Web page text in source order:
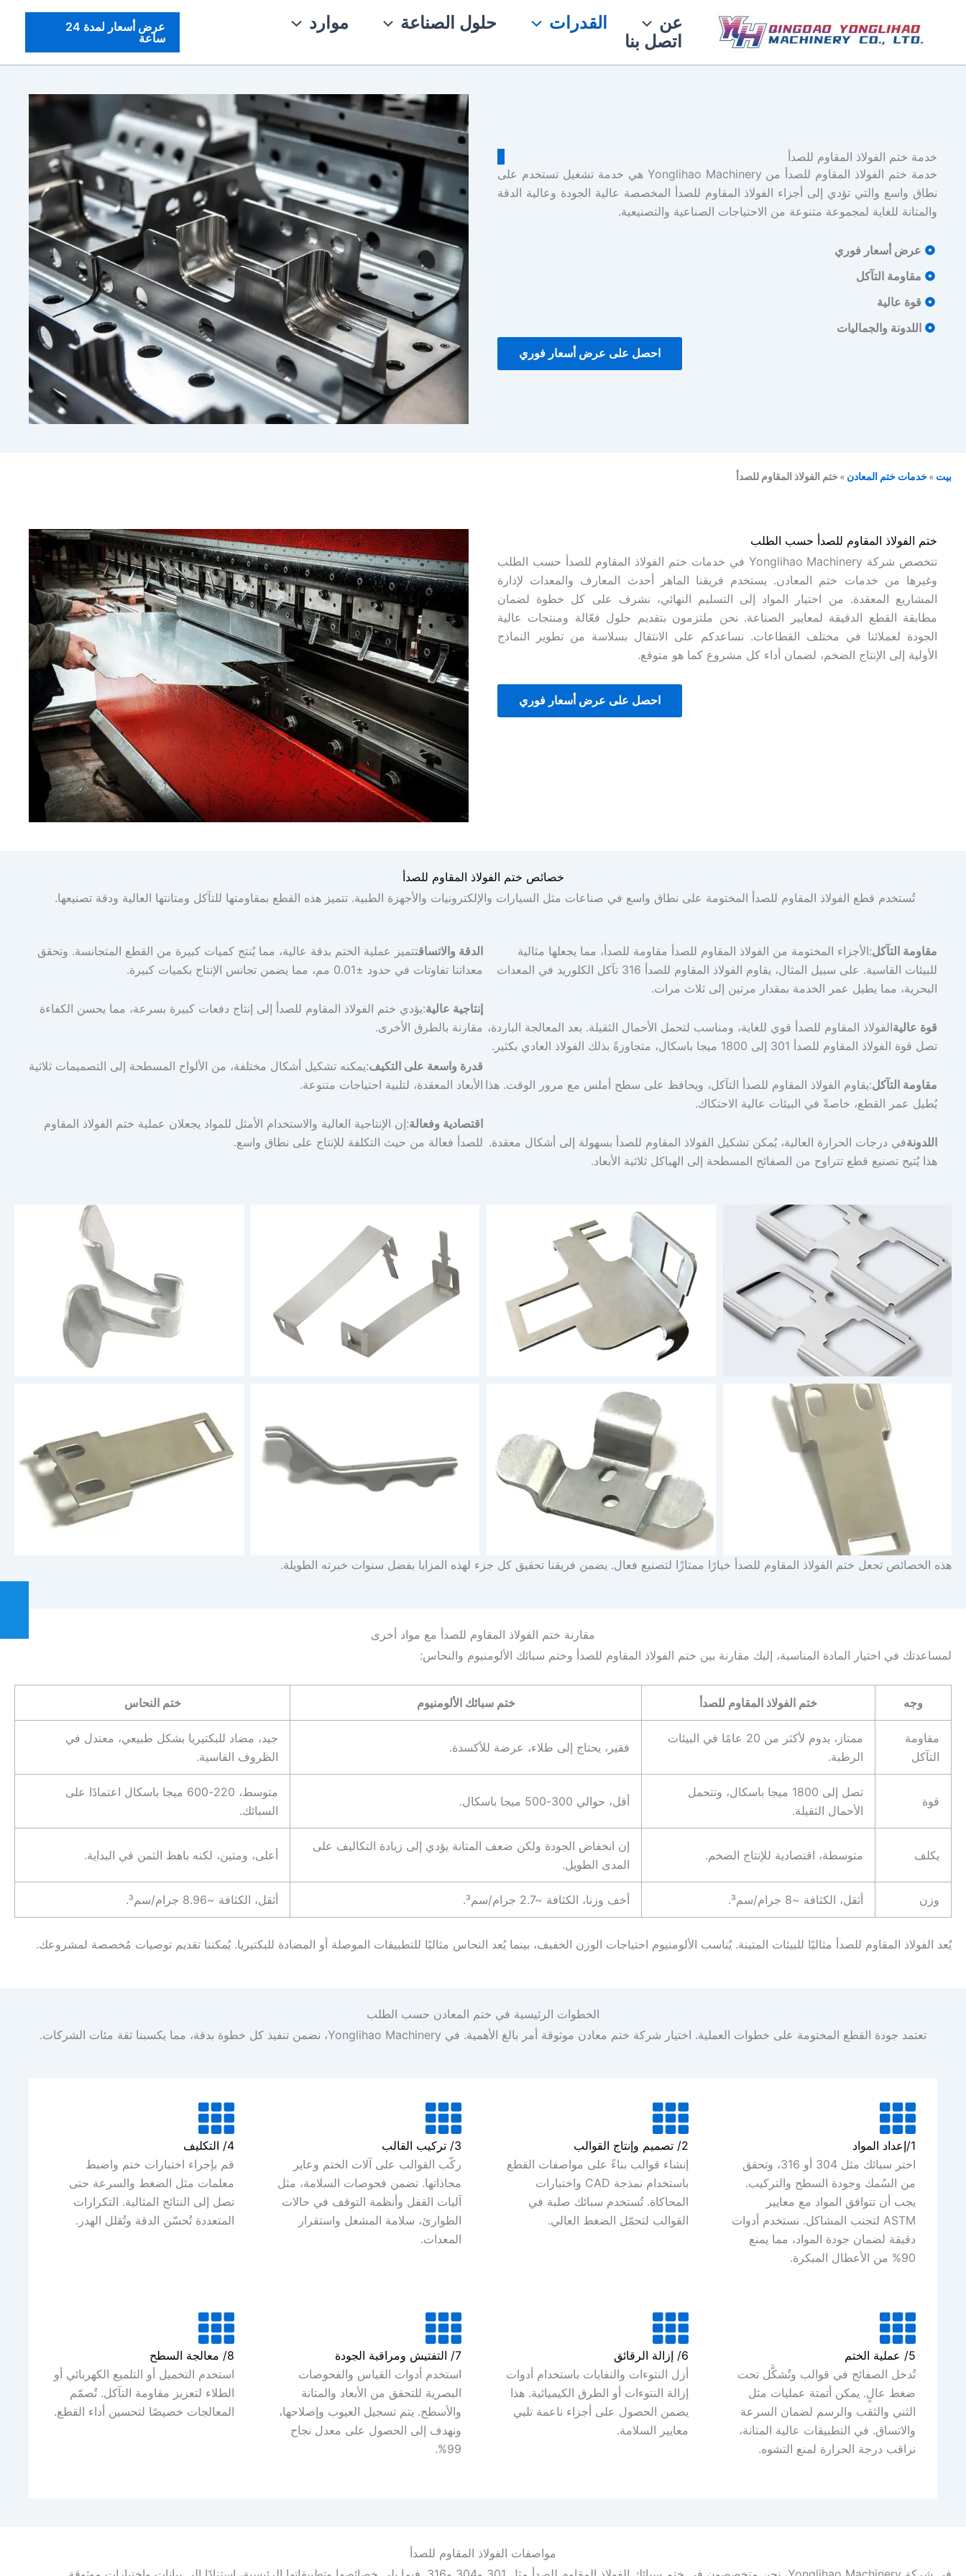
عن القدرات حلول الصناعة
موارد
اتصل بنا
عرض أسعار لمدة 24
ساعة
خدمة ختم الفولاذ المقاوم للصدأ
خدمة ختم الفولاذ المقاوم للصدأ من Yonglihao Machinery هي خدمة تشغيل تستخدم على
نطاق واسع والتي تؤدي إلى أجزاء الفولاذ المقاوم للصدأ المخصصة عالية الجودة وعالية الدقة
والمتانة للغاية لمجموعة متنوعة من الاحتياجات الصناعية والتصنيعية.
عرض أسعار فوري
مقاومة التآكل
قوة عالية
اللدونة والجماليات
احصل على عرض أسعار فوري
بيت »خدمات ختم المعادن » ختم الفولاذ المقاوم للصدأ
ختم الفولاذ المقاوم للصدأ حسب الطلب
تتخصص شركة Yonglihao Machinery في خدمات ختم الفولاذ المقاوم للصدأ حسب الطلب
وغيرها من خدمات ختم المعادن. يستخدم فريقنا الماهر أحدث المعارف والمعدات لإدارة
المشاريع المعقدة. من اختيار المواد إلى التسليم النهائي، نشرف على كل خطوة لضمان
مطابقة القطع الدقيقة لمعايير الصناعة. نحن ملتزمون بتقديم حلول فعّالة ومنتجات عالية
الجودة لعملائنا في مختلف القطاعات. نساعدكم على الانتقال بسلاسة من تطوير النماذج
الأولية إلى الإنتاج الضخم، لضمان أداء كل مشروع كما هو متوقع.
احصل على عرض أسعار فوري
خصائص ختم الفولاذ المقاوم للصدأ
تُستخدم قطع الفولاذ المقاوم للصدأ المختومة على نطاق واسع في صناعات مثل السيارات والإلكترونيات والأجهزة الطبية. تتميز هذه القطع بمقاومتها للتآكل ومتانتها العالية ودقة تصنيعها.
مقاومة التآكل:الأجزاء المختومة من الفولاذ المقاوم للصدأ مقاومة للصدأ، مما يجعلها مثالية
للبيئات القاسية. على سبيل المثال، يقاوم الفولاذ المقاوم للصدأ 316 تآكل الكلوريد في المعدات
البحرية، مما يطيل عمر الخدمة بمقدار مرتين إلى ثلاث مرات.
قوة عاليةالفولاذ المقاوم للصدأ قوي للغاية، ومناسب لتحمل الأحمال الثقيلة. بعد المعالجة الباردة،
تصل قوة الفولاذ المقاوم للصدأ 301 إلى 1800 ميجا باسكال، متجاوزةً بذلك الفولاذ العادي بكثير.
مقاومة التآكل:يقاوم الفولاذ المقاوم للصدأ التآكل، ويحافظ على سطح أملس مع مرور الوقت. هذا
يُطيل عمر القطع، خاصةً في البيئات عالية الاحتكاك.
اللدونةفي درجات الحرارة العالية، يُمكن تشكيل الفولاذ المقاوم للصدأ بسهولة إلى أشكال معقدة.
هذا يُتيح تصنيع قطع تتراوح من الصفائح المسطحة إلى الهياكل ثلاثية الأبعاد.
الدقة والاتساقتتميز عملية الختم بدقة عالية، مما يُنتج كميات كبيرة من القطع المتجانسة. وتحقق
معداتنا تفاوتات في حدود ±0.01 مم، مما يضمن تجانس الإنتاج بكميات كبيرة.
إنتاجية عالية:يؤدي ختم الفولاذ المقاوم للصدأ إلى إنتاج دفعات كبيرة بسرعة، مما يحسن الكفاءة
مقارنة بالطرق الأخرى.
قدرة واسعة على التكيف:يمكنه تشكيل أشكال مختلفة، من الألواح المسطحة إلى التصميمات ثلاثية
الأبعاد المعقدة، لتلبية احتياجات متنوعة.
اقتصادية وفعالة:إن الإنتاجية العالية والاستخدام الأمثل للمواد يجعلان عملية ختم الفولاذ المقاوم
للصدأ فعالة من حيث التكلفة للإنتاج على نطاق واسع.
هذه الخصائص تجعل ختم الفولاذ المقاوم للصدأ خيارًا ممتازًا لتصنيع فعال. يضمن فريقنا تحقيق كل جزء لهذه المزايا بفضل سنوات خبرته الطويلة.
مقارنة ختم الفولاذ المقاوم للصدأ مع مواد أخرى
لمساعدتك في اختيار المادة المناسبة، إليك مقارنة بين ختم الفولاذ المقاوم للصدأ وختم سبائك الألومنيوم والنحاس:
وجه ختم الفولاذ المقاوم للصدأ ختم سبائك الألومنيوم ختم النحاس
مقاومة
التآكل
ممتاز، يدوم لأكثر من 20 عامًا في البيئات
الرطبة.
فقير، يحتاج إلى طلاء، عرضة للأكسدة.
جيد، مضاد للبكتيريا بشكل طبيعي، معتدل في
الظروف القاسية.
قوة
تصل إلى 1800 ميجا باسكال، وتتحمل
الأحمال الثقيلة.
أقل، حوالي 300-500 ميجا باسكال.
متوسط، 220-600 ميجا باسكال اعتمادًا على
السبائك.
يكلف متوسطة، اقتصادية للإنتاج الضخم.
إن انخفاض الجودة ولكن ضعف المتانة يؤدي إلى زيادة التكاليف على
المدى الطويل.
أعلى، ومتين، لكنه باهظ الثمن في البداية.
وزن أثقل، الكثافة ~8 جرام/سم³. أخف وزنا، الكثافة ~2.7 جرام/سم³. أثقل، الكثافة ~8.96 جرام/سم³.
يُعد الفولاذ المقاوم للصدأ مثاليًا للبيئات المتينة. يُناسب الألومنيوم احتياجات الوزن الخفيف، بينما يُعد النحاس مثاليًا للتطبيقات الموصلة أو المضادة للبكتيريا. يُمكننا تقديم توصيات مُخصصة لمشروعك.
الخطوات الرئيسية في ختم المعادن حسب الطلب
تعتمد جودة القطع المختومة على خطوات العملية. اختيار شركة ختم معادن موثوقة أمر بالغ الأهمية. في Yonglihao Machinery، نضمن تنفيذ كل خطوة بدقة، مما يكسبنا ثقة مئات الشركات.
1/إعداد المواد
اختر سبائك مثل 304 أو 316، وتحقق
من السُمك وجودة السطح والتركيب.
يجب أن تتوافق المواد مع معايير
ASTM لتجنب المشاكل. نستخدم أدوات
دقيقة لضمان جودة المواد، مما يمنع
90% من الأعطال المبكرة.
2/ تصميم وإنتاج القوالب
إنشاء قوالب بناءً على مواصفات القطع
باستخدام نمذجة CAD واختبارات
المحاكاة. تُستخدم سبائك صلبة في
القوالب لتحمّل الضغط العالي.
3/ تركيب القالب
ركّب القوالب على آلات الختم وعاير
محاذاتها. تضمن فحوصات السلامة، مثل
آليات القفل وأنظمة التوقف في حالات
الطوارئ، سلامة المشغل واستقرار
المعدات.
4/ التكليف
قم بإجراء اختبارات ختم واضبط
معلمات مثل الضغط والسرعة حتى
تصل إلى النتائج المثالية. التكرارات
المتعددة تُحسّن الدقة وتُقلل الهدر.
5/ عملية الختم
تُدخل الصفائح في قوالب وتُشكَّل تحت
ضغط عالٍ. يمكن أتمتة عمليات مثل
الثني والثقب والرسم لضمان السرعة
والاتساق. في التطبيقات عالية المتانة،
نراقب درجة الحرارة لمنع التشوه.
6/ إزالة الرقائق
أزل النتوءات والنفايات باستخدام أدوات
إزالة النتوءات أو الطرق الكيميائية. هذا
يضمن الحصول على أجزاء ناعمة تلبي
معايير السلامة.
7/ التفتيش ومراقبة الجودة
استخدم أدوات القياس والفحوصات
البصرية للتحقق من الأبعاد والمتانة
والأسطح. يتم تسجيل العيوب وإصلاحها،
ونهدف إلى الحصول على معدل نجاح
99%.
8/ معالجة السطح
استخدم التخميل أو التلميع الكهربائي أو
الطلاء لتعزيز مقاومة التآكل. تُصمّم
المعالجات خصيصًا لتحسين أداء القطع.
مواصفات الفولاذ المقاوم للصدأ